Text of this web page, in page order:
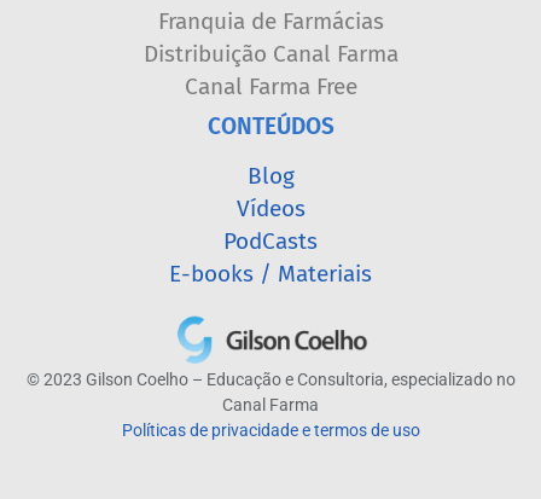
Franquia de Farmácias
Distribuição Canal Farma
Canal Farma Free
CONTEÚDOS
Blog
Vídeos
PodCasts
E-books / Materiais
© 2023 Gilson Coelho – Educação e Consultoria, especializado no
Canal Farma
Políticas de privacidade e termos de uso